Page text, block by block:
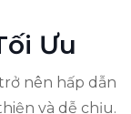
Ưu
nên hấp dẫn
và dễ chịu.